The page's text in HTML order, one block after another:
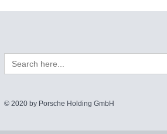
Search
for:
© 2020 by Porsche Holding GmbH